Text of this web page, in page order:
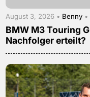
August 3, 2026 • Benny •
BMW M3 Touring
Nachfolger erteilt?